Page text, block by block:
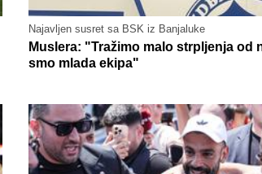
Najavljen susret sa BSK iz Banjaluke
Muslera: "Tražimo malo strpljenja od
smo mlada ekipa"